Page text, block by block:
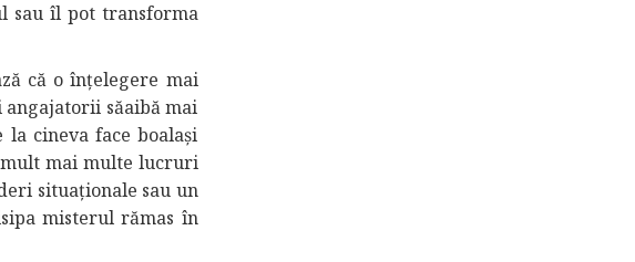
sau îl pot transforma
că o înțelegere mai
săaibă mai
cineva face boalași
mult mai multe lucruri
situaționale sau un
misterul rămas în